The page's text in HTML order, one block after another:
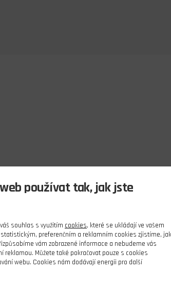
používat tak, jak jste
souhlas s využitím cookies, které se ukládají ve vašem
statistickým, preferenčním a reklamním cookies zjistíme, jak
vám zobrazené informace a nebudeme vás
reklamou. Můžete také pokračovat pouze s cookies
webu. Cookies nám dodávají energii pro další